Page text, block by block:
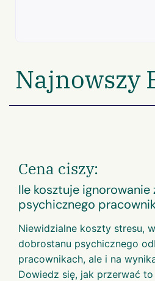
Najnowszy
Cena ciszy:
Ile kosztuje ignorowanie
psychicznego
Niewidzialne koszty stresu,
dobrostanu psychicznego
pracownikach, ale i na
Dowiedz się, jak przerwać to